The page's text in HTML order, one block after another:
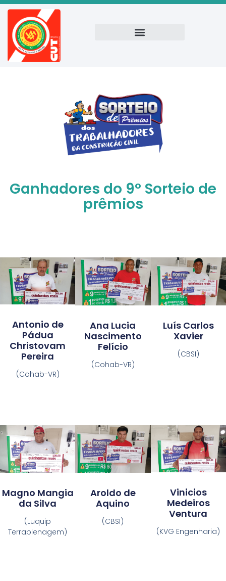
Ganhadores do 9º Sorteio de
prêmios
Antonio de
Pádua
Christovam
Pereira
(Cohab-VR)
Ana Lucia
Nascimento
Felício
(Cohab-VR)
Luís Carlos
Xavier
(CBSI)
Magno Mangia
da Silva
(Luquip
Terraplenagem)
Aroldo de
Aquino
(CBSI)
Vinicios
Medeiros
Ventura
(KVG Engenharia)